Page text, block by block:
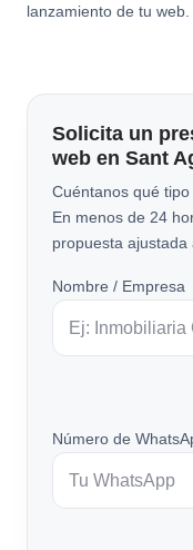
lanzamiento de tu web.
Solicita un
web en Sant
Cuéntanos qué
En menos de 24
propuesta ajustada
Nombre / Empresa
Número de